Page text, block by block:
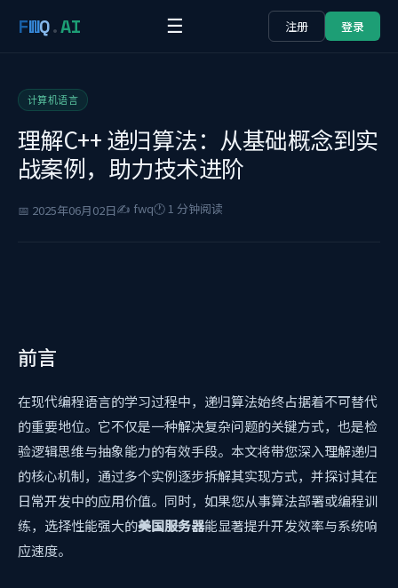
FWQ.AI ☰ 注册 登录
计算机语言
理解C++ 递归算法：从基础概念到实
战案例，助力技术进阶
📅 2025年06月02日✍️ fwq🕐 1 分钟阅读
前言
在现代编程语言的学习过程中，递归算法始终占据着不可替代
的重要地位。它不仅是一种解决复杂问题的关键方式，也是检
验逻辑思维与抽象能力的有效手段。本文将带您深入理解递归
的核心机制，通过多个实例逐步拆解其实现方式，并探讨其在
日常开发中的应用价值。同时，如果您从事算法部署或编程训
练，选择性能强大的美国服务器能显著提升开发效率与系统响
应速度。